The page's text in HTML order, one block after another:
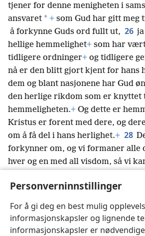
Personverninnstillinger
For å gi deg en best mulig
informasjonskapsler og lignende
informasjonskapsler er
tjener for denne menigheten i
ansvaret * + som Gud har gitt meg
å forkynne Guds ord fullt ut, 26
hellige hemmelighet+ som har
tidligere ordninger+ og tidligere
nå er den blitt gjort kjent for hans
dem og blant nasjonene har Gud
den herlige rikdom som er knyttet
hemmeligheten.+ Og dette er
Kristus er forent med dere, og
om å få del i hans herlighet.+ 28
forkynner om, og vi formaner alle
hver og en med all visdom, så vi
forent med Kristus.+ 29 For å nå
arbeider jeg virkelig hardt og
hjelp av hans kraft, som virker i